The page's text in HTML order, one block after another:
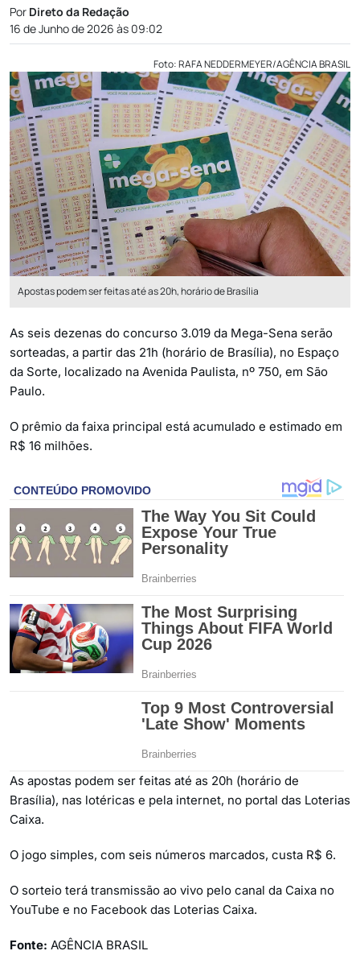
Por Direto da Redação
16 de Junho de 2026 às 09:02
Foto: RAFA NEDDERMEYER/AGÊNCIA BRASIL
Apostas podem ser feitas até as 20h, horário de Brasília
As seis dezenas do concurso 3.019 da Mega-Sena serão
sorteadas, a partir das 21h (horário de Brasília), no Espaço
da Sorte, localizado na Avenida Paulista, nº 750, em São
Paulo.
O prêmio da faixa principal está acumulado e estimado em
R$ 16 milhões.
As apostas podem ser feitas até as 20h (horário de
Brasília), nas lotéricas e pela internet, no portal das Loterias
Caixa.
O jogo simples, com seis números marcados, custa R$ 6.
O sorteio terá transmissão ao vivo pelo canal da Caixa no
YouTube e no Facebook das Loterias Caixa.
Fonte: AGÊNCIA BRASIL